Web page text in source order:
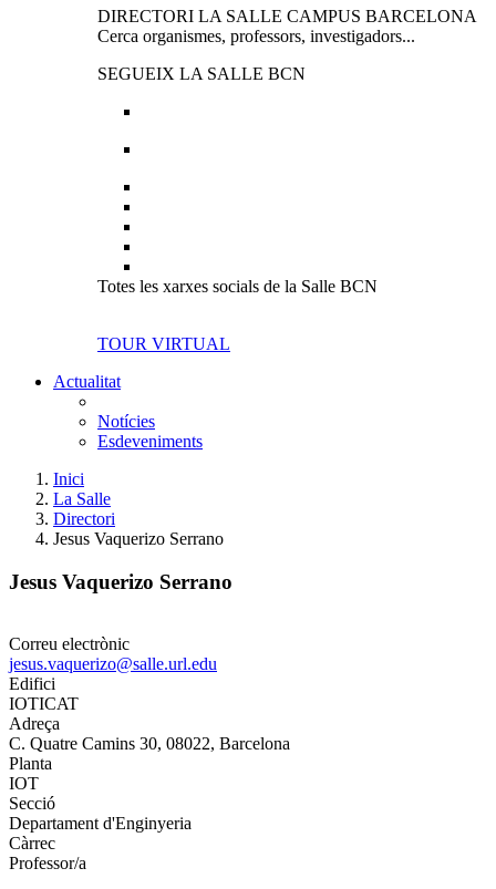
DIRECTORI LA SALLE CAMPUS BARCELONA
Cerca organismes, professors, investigadors...
SEGUEIX LA SALLE BCN
Totes les xarxes socials de la Salle BCN
TOUR VIRTUAL
Actualitat
Notícies
Esdeveniments
Inici
La Salle
Directori
Jesus Vaquerizo Serrano
Jesus Vaquerizo Serrano
Correu electrònic
jesus.vaquerizo@salle.url.edu
Edifici
IOTICAT
Adreça
C. Quatre Camins 30, 08022, Barcelona
Planta
IOT
Secció
Departament d'Enginyeria
Càrrec
Professor/a